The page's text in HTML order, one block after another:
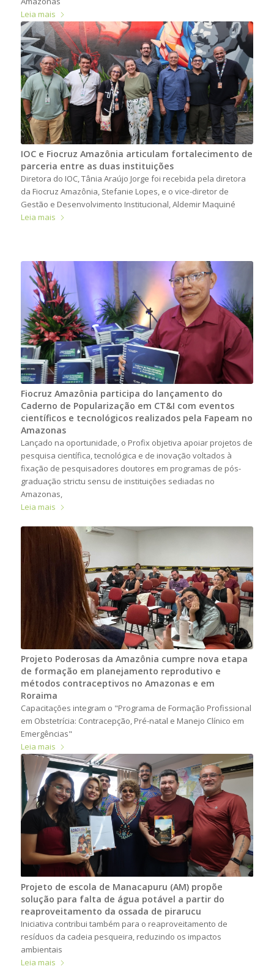
Leia mais
IOC e Fiocruz Amazônia articulam fortalecimento de
parceria entre as duas instituições
Diretora do IOC, Tânia Araújo Jorge foi recebida pela diretora
da Fiocruz Amazônia, Stefanie Lopes, e o vice-diretor de
Gestão e Desenvolvimento Institucional, Aldemir Maquiné
Leia mais
Fiocruz Amazônia participa do lançamento do
Caderno de Popularização em CT&I com eventos
científicos e tecnológicos realizados pela Fapeam no
Amazonas
Lançado na oportunidade, o Profix objetiva apoiar projetos de
pesquisa científica, tecnológica e de inovação voltados à
fixação de pesquisadores doutores em programas de pós-
graduação strictu sensu de instituições sediadas no
Amazonas,
Leia mais
Projeto Poderosas da Amazônia cumpre nova etapa
de formação em planejamento reprodutivo e
métodos contraceptivos no Amazonas e em
Roraima
Capacitações integram o "Programa de Formação Profissional
em Obstetrícia: Contracepção, Pré-natal e Manejo Clínico em
Emergências"
Leia mais
Projeto de escola de Manacapuru (AM) propõe
solução para falta de água potável a partir do
reaproveitamento da ossada de pirarucu
Iniciativa contribui também para o reaproveitamento de
resíduos da cadeia pesqueira, reduzindo os impactos
ambientais
Leia mais